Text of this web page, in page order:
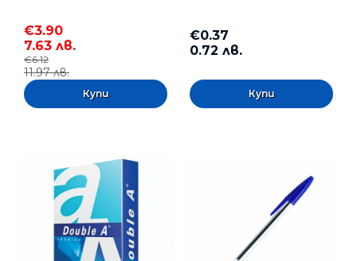
€3.90
7.63 лв.
€6.12
11.97 лв.
€0.37
0.72 лв.